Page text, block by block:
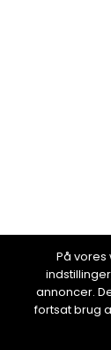
På vores
annoncer.
fortsat brug